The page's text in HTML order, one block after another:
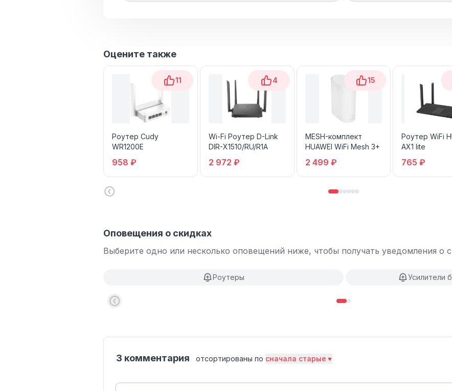
Оцените также
11
Роутер Cudy
WR1200E
958 ₽
4
Wi-Fi Роутер D-Link
DIR-X1510/RU/R1A
2 972 ₽
15
MESH-комплект
HUAWEI WiFi Mesh 3+
2 499 ₽
Роутер WiFi
AX1 lite
765 ₽
Оповещения о скидках
Выберите одно или несколько оповещений ниже, чтобы получать уведомления о
Роутеры Усилители
3 комментария отсортированы по сначала старые